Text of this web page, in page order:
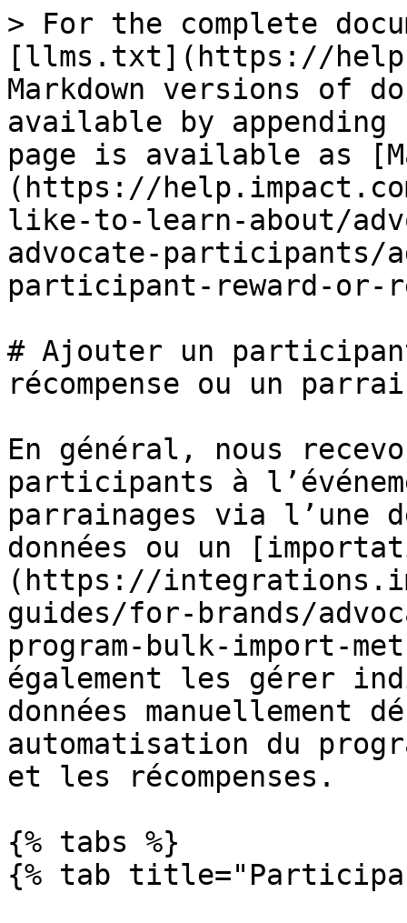
> For the complete
[llms.txt](https://
Markdown versions of
available by
page is available as
(https://
like-to-learn-about/
advocate-participants/
participant-reward-or-
# Ajouter un
récompense ou un
En général, nous
participants à
parrainages via l’une
données ou un
(https://
guides/for-brands/
program-bulk-import-
également les gérer
données manuellement
automatisation du
et les récompenses.
{% tabs %}
{% tab